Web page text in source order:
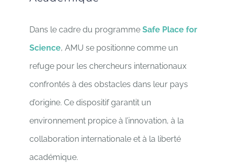
Dans le cadre du programmeSafe Place for
Science, AMU se positionne comme un
refuge pour les chercheurs internationaux
confrontés à des obstacles dans leur pays
d’origine. Ce dispositif garantit un
environnement propice à l’innovation, à la
collaboration internationale et à la liberté
académique.